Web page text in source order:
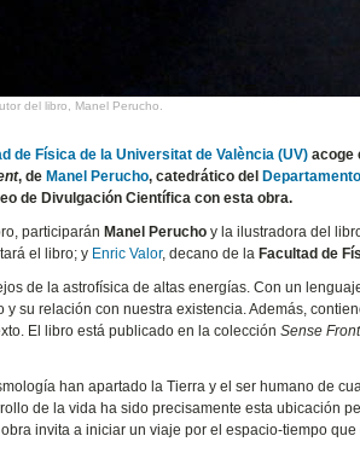
del libro, Manel Perucho.
de Física de la Universitat de València (UV) acoge
, de Manel Perucho, catedrático del
de Divulgación Científica con esta obra.
participaránManel Perucho y la ilustradora del
el libro; y Enric Valor, decano de laFacultad de
de la astrofísica de altas energías. Con un
su relación con nuestra existencia. Además,
El libro está publicado en la colecciónSense
han apartado la Tierra y el ser humano de
de la vida ha sido precisamente esta ubicación
invita a iniciar un viaje por el espacio-tiempo